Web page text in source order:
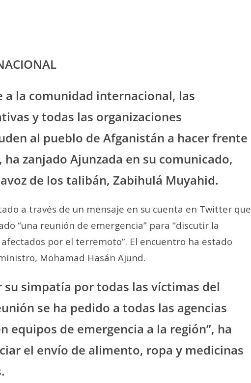
a la comunidad internacional, las
y todas las organizaciones
al pueblo de Afganistán a hacer frente
ha zanjado Ajunzada en su comunicado,
de los talibán, Zabihulá Muyahid.
a través de un mensaje en su cuenta en Twitter que
“una reunión de emergencia” para “discutir la
por el terremoto”. El encuentro ha estado
Mohamad Hasán Ajund.
su simpatía por todas las víctimas del
se ha pedido a todas las agencias
equipos de emergencia a la región”, ha
el envío de alimento, ropa y medicinas